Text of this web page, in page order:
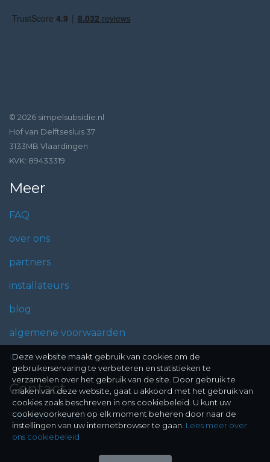
© 2026 simpelsubsidie.nl
Hof van Delftsesluis 37
3133MB Vlaardingen
KVK: 89433319
Meer
FAQ
over ons
partners
installateurs
blog
algemene voorwaarden
privacy statement
Contact
Stel hier je vraag
Deze website maakt gebruik van cookies om de
gebruikerservaring te verbeteren en statistieken te
verzamelen over het gebruik van de site. Door gebruik te
maken van deze website, gaat u akkoord met het gebruik van
cookies zoals beschreven in ons cookiebeleid. U kunt uw
cookievoorkeuren op elk moment beheren door naar de
instellingen van uw internetbrowser te gaan. Lees meer over
ons cookiebeleid